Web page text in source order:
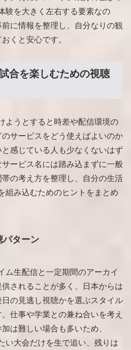
験を大きく左右する要素なの
に情報を整理し、自分なりの観
くと安心です。
合を楽しむための視聴
ようとすると時差や配信環境の
サービスをどう使えばよいのか
感じている人も少なくないはず
ービス名には踏み込まずに一般
の考え方を整理し、自分の生活
組み込むためのヒントをまとめ
パターン
ム生配信と一定期間のアーカイ
されることが多く、日本からは
の見逃し視聴かを選ぶスタイル
仕事や学業との兼ね合いを考え
は難しい場合も多いため、
い大会だけを生で追い、残りは